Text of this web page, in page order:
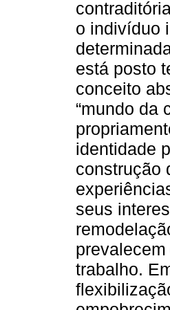
o indivíduo
está posto
conceito
“mundo da
identidade
construção
seus
trabalho.